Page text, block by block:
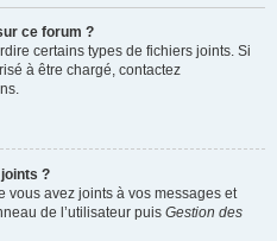
ce forum ?
certains types de fichiers joints. Si
à être chargé, contactez
?
vous avez joints à vos messages et
de l’utilisateur puis Gestion des